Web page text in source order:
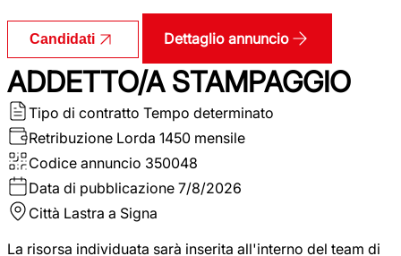
Candidati Dettaglio annuncio
ADDETTO/A STAMPAGGIO
Tipo di contratto Tempo determinato
Retribuzione Lorda 1450 mensile
Codice annuncio 350048
Data di pubblicazione 7/8/2026
Città Lastra a Signa
La risorsa individuata sarà inserita all'interno del team di